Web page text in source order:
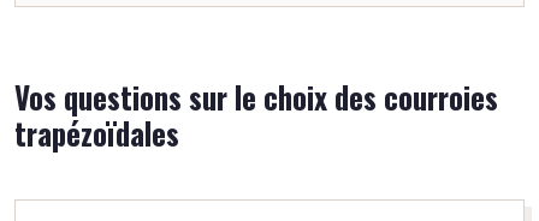
Vos questions sur le choix des courroies
trapézoïdales